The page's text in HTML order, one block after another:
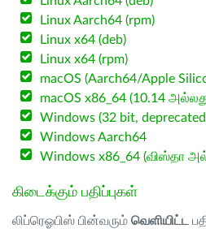
Linux Aarch64 (rpm)
Linux x64 (deb)
Linux x64 (rpm)
macOS (Aarch64/Apple
macOS x86_64 (10.14
Windows (32 bit,
Windows Aarch64
Windows x86_64 (விஸ்தா
கிடைக்கும் பதிப்புகள்
லிப்ரெஓபிஸ் பின்வரும் வெளியிட்ட